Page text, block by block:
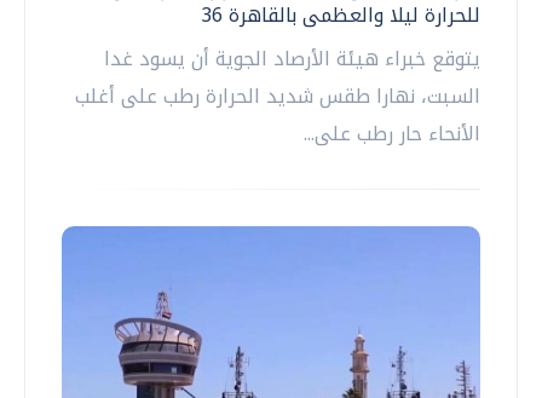
للحرارة ليلا والعظمى بالقاهرة 36
يتوقع خبراء هيئة الأرصاد الجوية أن يسود غدا
السبت، نهارا طقس شديد الحرارة رطب على أغلب
الأنحاء حار رطب على...